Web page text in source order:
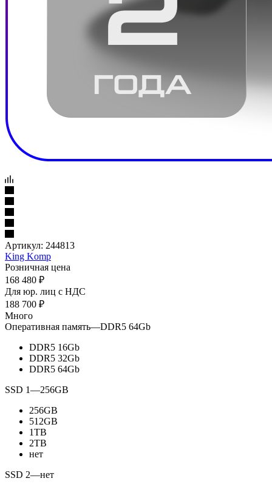
Артикул: 244813
King Komp
Розничная цена
168 480 ₽
Для юр. лиц c НДС
188 700 ₽
Много
Оперативная память—DDR5 64Gb
DDR5 16Gb
DDR5 32Gb
DDR5 64Gb
SSD 1—256GB
256GB
512GB
1TB
2TB
нет
SSD 2—нет